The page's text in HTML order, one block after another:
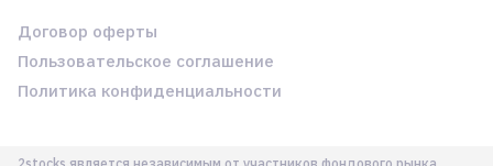
Договор оферты
Пользовательское соглашение
Политика конфиденциальности